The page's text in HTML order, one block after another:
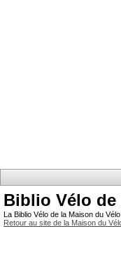
Biblio Vélo de
La Biblio Vélo de la Maison du
Retour au site de la Maison du